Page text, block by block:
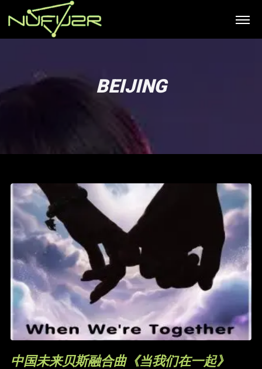
BEIJING
中国未来贝斯融合曲《当我们在一起》